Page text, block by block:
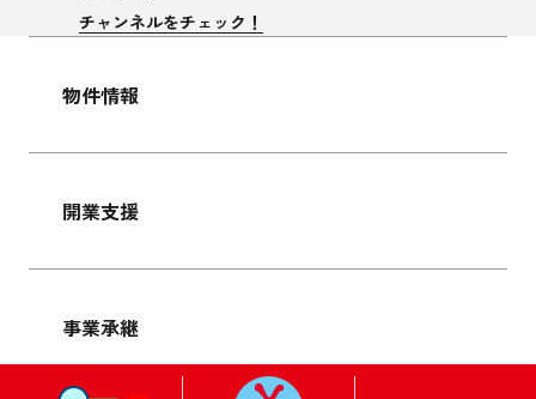
チャンネルをチェック！
物件情報
開業支援
事業承継
サイトマップ